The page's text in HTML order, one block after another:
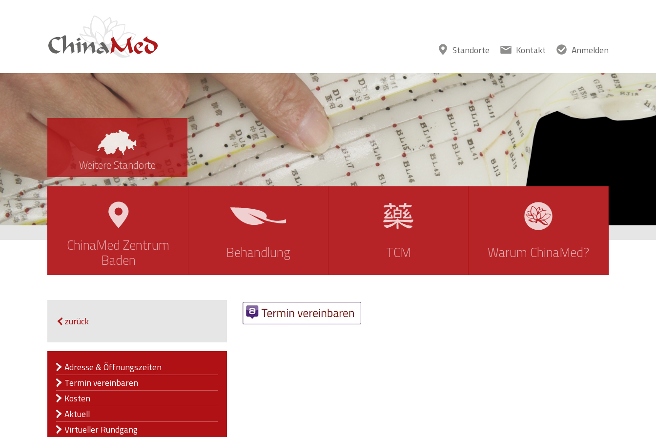
Standorte Kontakt Anmelden
Weitere Standorte
ChinaMed Zentrum
Baden Behandlung TCM Warum ChinaMed?
zurück
Adresse & Öffnungszeiten
Termin vereinbaren
Kosten
Aktuell
Virtueller Rundgang